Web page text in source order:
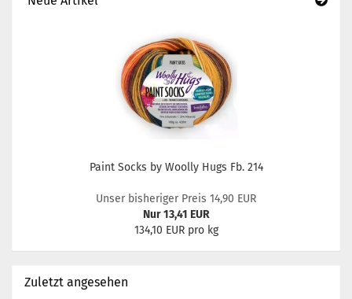
Paint Socks by Woolly Hugs Fb. 214
Unser bisheriger Preis 14,90 EUR
Nur 13,41 EUR
134,10 EUR pro kg
Zuletzt angesehen